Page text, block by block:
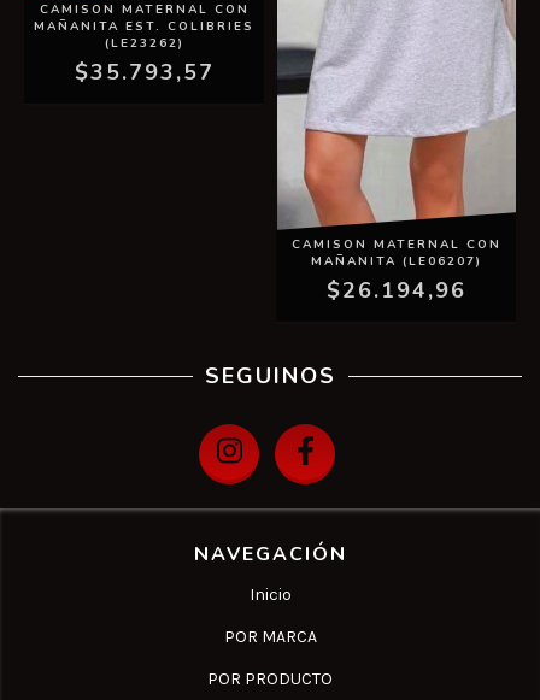
CAMISON MATERNAL CON
MAÑANITA EST. COLIBRIES
(LE23262)
$35.793,57
CAMISON MATERNAL CON
MAÑANITA (LE06207)
$26.194,96
SEGUINOS
NAVEGACIÓN
Inicio
POR MARCA
POR PRODUCTO